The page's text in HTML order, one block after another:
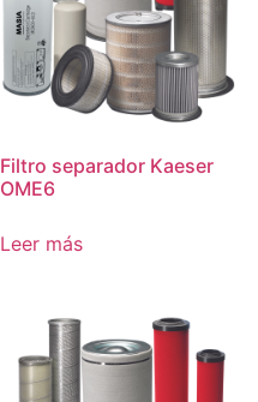
Filtro separador Kaeser
OME6
Leer más